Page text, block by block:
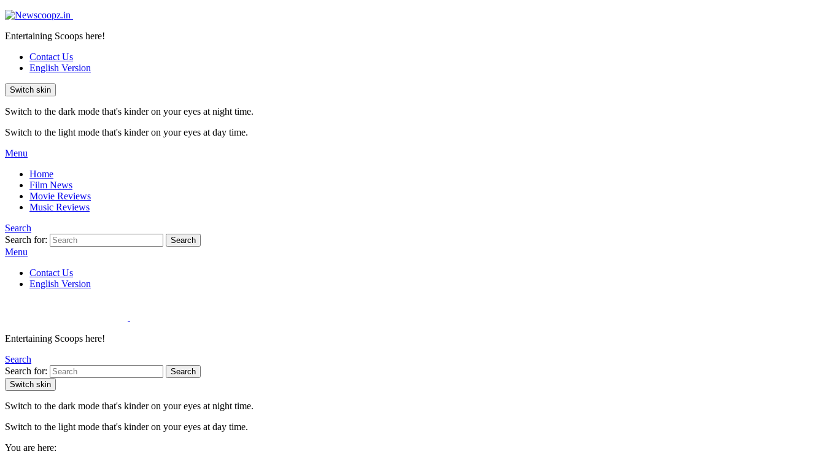
Entertaining Scoops here!
Contact Us
English Version
Switch skin
Switch to the dark mode that's kinder on your eyes at night time.
Switch to the light mode that's kinder on your eyes at day time.
Menu
Home
Film News
Movie Reviews
Music Reviews
Search
Search for:
Search
Menu
Contact Us
English Version
Entertaining Scoops here!
Search
Search for:
Search
Switch skin
Switch to the dark mode that's kinder on your eyes at night time.
Switch to the light mode that's kinder on your eyes at day time.
You are here: